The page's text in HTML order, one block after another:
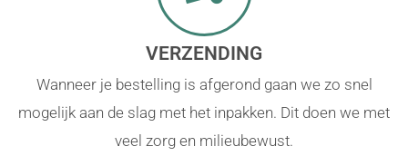
VERZENDING
Wanneer je bestelling is afgerond gaan we zo snel
mogelijk aan de slag met het inpakken. Dit doen we met
veel zorg en milieubewust.